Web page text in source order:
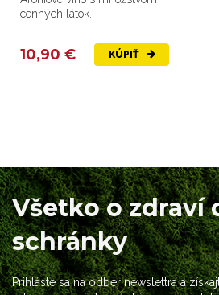
cenných látok.
10,90 € KÚPIŤ
Všetko o zdraví
schránky
Prihláste sa na odber newslettra a